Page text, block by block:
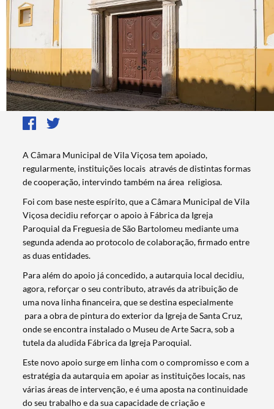
Termo de Pesquisa
A Câmara Municipal de Vila Viçosa tem apoiado,
regularmente, instituições locais através de distintas formas
de cooperação, intervindo também na área religiosa.
Foi com base neste espírito, que a Câmara Municipal de Vila
Viçosa decidiu reforçar o apoio à Fábrica da Igreja
Paroquial da Freguesia de São Bartolomeu mediante uma
segunda adenda ao protocolo de colaboração, firmado entre
as duas entidades.
Para além do apoio já concedido, a autarquia local decidiu,
agora, reforçar o seu contributo, através da atribuição de
uma nova linha financeira, que se destina especialmente
para a obra de pintura do exterior da Igreja de Santa Cruz,
onde se encontra instalado o Museu de Arte Sacra, sob a
tutela da aludida Fábrica da Igreja Paroquial.
Este novo apoio surge em linha com o compromisso e com a
estratégia da autarquia em apoiar as instituições locais, nas
várias áreas de intervenção, e é uma aposta na continuidade
do seu trabalho e da sua capacidade de criação e